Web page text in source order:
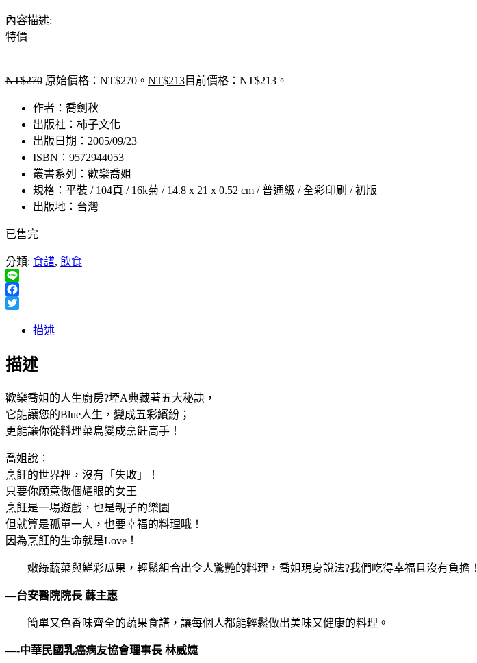
內容描述:
特價
NT$270 原始價格：NT$270。 NT$213目前價格：NT$213。
作者：喬劍秋
出版社：柿子文化
出版日期：2005/09/23
ISBN：9572944053
叢書系列：歡樂喬姐
規格：平裝 / 104頁 / 16k菊 / 14.8 x 21 x 0.52 cm / 普通級 / 全彩印刷 / 初版
出版地：台灣
已售完
分類: 食譜, 飲食
Line
Facebook
描述
描述
歡樂喬姐的人生廚房?堙A典藏著五大秘訣，
它能讓您的Blue人生，變成五彩繽紛；
更能讓你從料理菜鳥變成烹飪高手！
喬姐說：
烹飪的世界裡，沒有「失敗」！
只要你願意做個耀眼的女王
烹飪是一場遊戲，也是親子的樂園
但就算是孤單一人，也要幸福的料理哦！
因為烹飪的生命就是Love！
嫩綠蔬菜與鮮彩瓜果，輕鬆組合出令人驚艷的料理，喬姐現身說法?我們吃得幸福且沒有負擔！
—台安醫院院長 蘇主惠
簡單又色香味齊全的蔬果食譜，讓每個人都能輕鬆做出美味又健康的料理。
—-中華民國乳癌病友協會理事長 林威婕